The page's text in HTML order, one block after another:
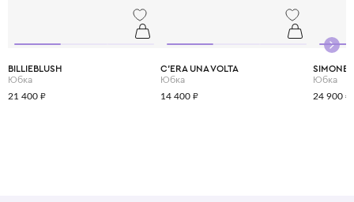
BILLIEBLUSH
Юбка
21 400 ₽
C'ERA UNA VOLTA
Юбка
14 400 ₽
Юбка
24 900 ₽